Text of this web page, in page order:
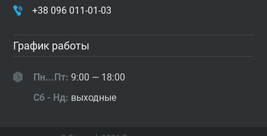
+38 096 011-01-03
График работы
Пн...Пт: 9:00 — 18:00
Сб - Нд: выходные